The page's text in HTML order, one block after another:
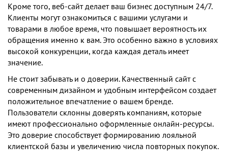
Кроме того, веб-сайт делает ваш бизнес доступным 24/7.
Клиенты могут ознакомиться с вашими услугами и
товарами в любое время, что повышает вероятность их
обращения именно к вам. Это особенно важно в условиях
высокой конкуренции, когда каждая деталь имеет
значение.
Не стоит забывать и о доверии. Качественный сайт с
современным дизайном и удобным интерфейсом создает
положительное впечатление о вашем бренде.
Пользователи склонны доверять компаниям, которые
имеют профессионально оформленные онлайн-ресурсы.
Это доверие способствует формированию лояльной
клиентской базы и увеличению числа повторных покупок.